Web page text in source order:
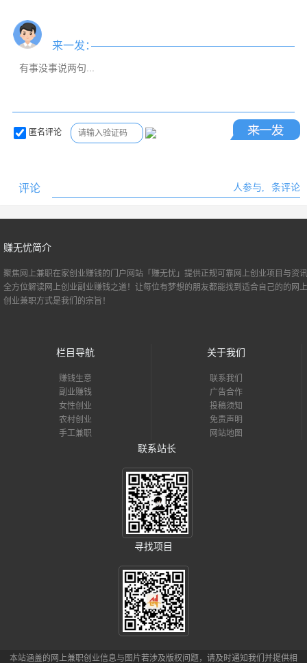
来一发：
匿名评论
评论 人参与, 条评论
赚无忧简介
聚焦网上兼职在家创业赚钱的门户网站「赚无忧」提供正规可靠网上创业项目与资
全方位解读网上创业副业赚钱之道！让每位有梦想的朋友都能找到适合自己的的 网上
创业兼职方式是我们的宗旨！
栏目导航
赚钱生意
副业赚钱
女性创业
农村创业
手工兼职
关于我们
联系我们
广告合作
投稿须知
免责声明
网站地图
联系站长
寻找项目
本站涵盖的网上兼职创业信息与图片若涉及版权问题，请及时通知我们并提供相